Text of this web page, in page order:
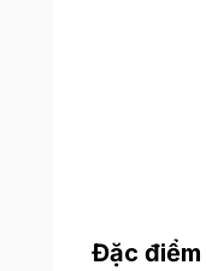
Đặc điểm